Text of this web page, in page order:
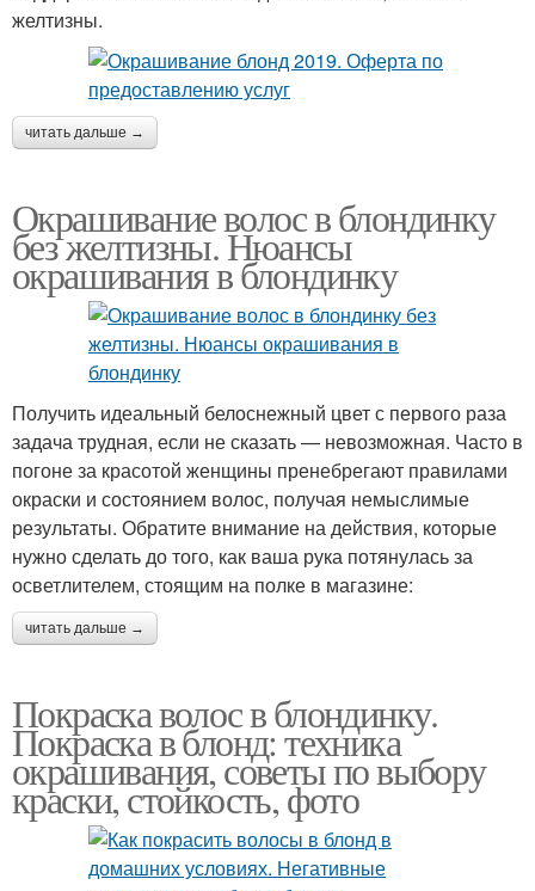
желтизны.
читать дальше →
Окрашивание волос в блондинку
без желтизны. Нюансы
окрашивания в блондинку
Получить идеальный белоснежный цвет с первого раза
задача трудная, если не сказать — невозможная. Часто в
погоне за красотой женщины пренебрегают правилами
окраски и состоянием волос, получая немыслимые
результаты. Обратите внимание на действия, которые
нужно сделать до того, как ваша рука потянулась за
осветлителем, стоящим на полке в магазине:
читать дальше →
Покраска волос в блондинку.
Покраска в блонд: техника
окрашивания, советы по выбору
краски, стойкость, фото